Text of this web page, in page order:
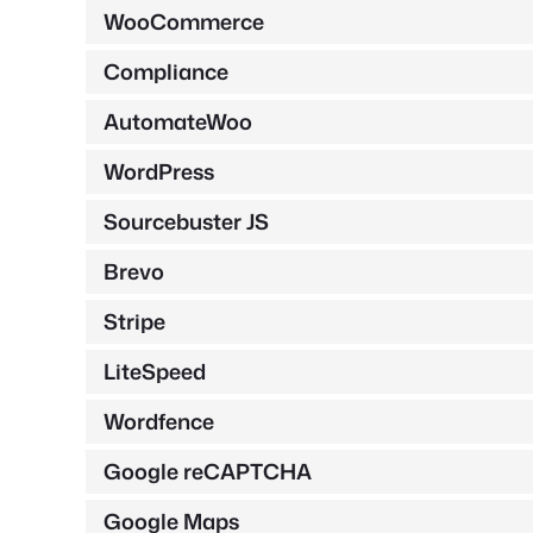
WooCommerce
Compliance
AutomateWoo
WordPress
Sourcebuster JS
Brevo
Stripe
LiteSpeed
Wordfence
Google reCAPTCHA
Google Maps